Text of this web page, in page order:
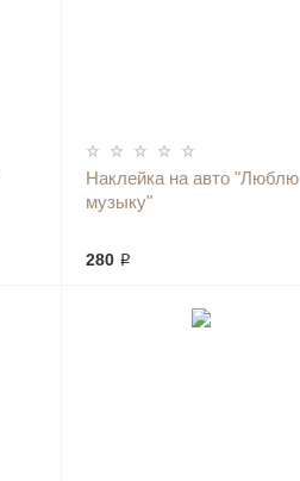
Наклейка на авто "Люблю
музыку"
280 ₽